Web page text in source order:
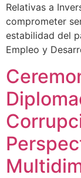
Relativas a
comprometer
estabilidad del
Empleo y